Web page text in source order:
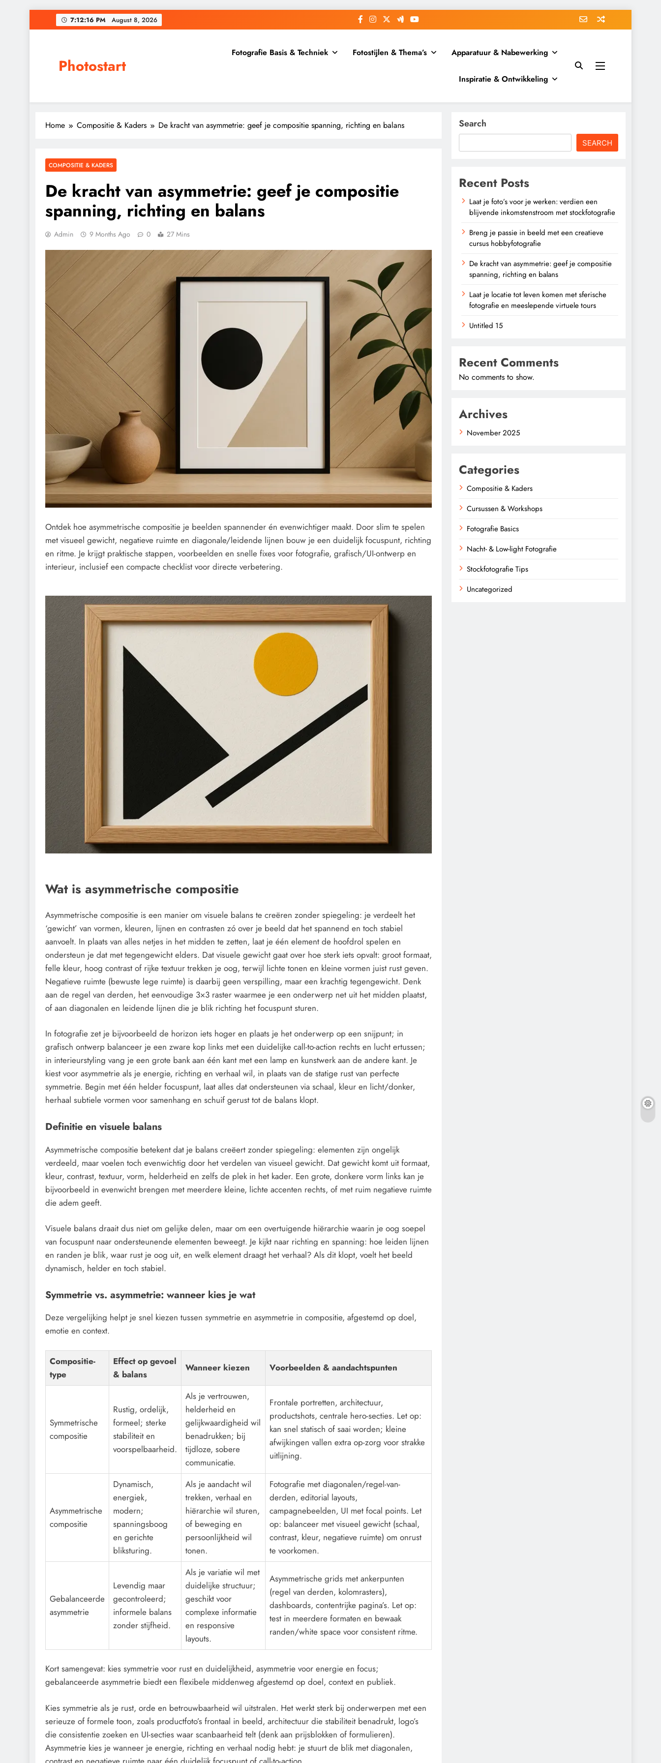
to
7:12:17 PM August 8, 2026
Photostart
Fotografie Basis & Techniek Fotostijlen & Thema’s Apparatuur & Nabewerking
Inspiratie & Ontwikkeling
Home Compositie & Kaders De kracht van asymmetrie: geef je compositie spanning, richting en balans
COMPOSITIE & KADERS
De kracht van asymmetrie: geef je compositie
spanning, richting en balans
Admin 9 Months Ago 0 27 Mins
Ontdek hoe asymmetrische compositie je beelden spannender én evenwichtiger maakt. Door slim te spelen
met visueel gewicht, negatieve ruimte en diagonale/leidende lijnen bouw je een duidelijk focuspunt, richting
en ritme. Je krijgt praktische stappen, voorbeelden en snelle fixes voor fotografie, grafisch/UI-ontwerp en
interieur, inclusief een compacte checklist voor directe verbetering.
Wat is asymmetrische compositie
Asymmetrische compositie is een manier om visuele balans te creëren zonder spiegeling: je verdeelt het
‘gewicht’ van vormen, kleuren, lijnen en contrasten zó over je beeld dat het spannend en toch stabiel
aanvoelt. In plaats van alles netjes in het midden te zetten, laat je één element de hoofdrol spelen en
ondersteun je dat met tegengewicht elders. Dat visuele gewicht gaat over hoe sterk iets opvalt: groot formaat,
felle kleur, hoog contrast of rijke textuur trekken je oog, terwijl lichte tonen en kleine vormen juist rust geven.
Negatieve ruimte (bewuste lege ruimte) is daarbij geen verspilling, maar een krachtig tegengewicht. Denk
aan de regel van derden, het eenvoudige 3×3 raster waarmee je een onderwerp net uit het midden plaatst,
of aan diagonalen en leidende lijnen die je blik richting het focuspunt sturen.
In fotografie zet je bijvoorbeeld de horizon iets hoger en plaats je het onderwerp op een snijpunt; in
grafisch ontwerp balanceer je een zware kop links met een duidelijke call-to-action rechts en lucht ertussen;
in interieurstyling vang je een grote bank aan één kant met een lamp en kunstwerk aan de andere kant. Je
kiest voor asymmetrie als je energie, richting en verhaal wil, in plaats van de statige rust van perfecte
symmetrie. Begin met één helder focuspunt, laat alles dat ondersteunen via schaal, kleur en licht/donker,
herhaal subtiele vormen voor samenhang en schuif gerust tot de balans klopt.
Definitie en visuele balans
Asymmetrische compositie betekent dat je balans creëert zonder spiegeling: elementen zijn ongelijk
verdeeld, maar voelen toch evenwichtig door het verdelen van visueel gewicht. Dat gewicht komt uit formaat,
kleur, contrast, textuur, vorm, helderheid en zelfs de plek in het kader. Een grote, donkere vorm links kan je
bijvoorbeeld in evenwicht brengen met meerdere kleine, lichte accenten rechts, of met ruim negatieve ruimte
die adem geeft.
Visuele balans draait dus niet om gelijke delen, maar om een overtuigende hiërarchie waarin je oog soepel
van focuspunt naar ondersteunende elementen beweegt. Je kijkt naar richting en spanning: hoe leiden lijnen
en randen je blik, waar rust je oog uit, en welk element draagt het verhaal? Als dit klopt, voelt het beeld
dynamisch, helder en toch stabiel.
Symmetrie vs. asymmetrie: wanneer kies je wat
Deze vergelijking helpt je snel kiezen tussen symmetrie en asymmetrie in compositie, afgestemd op doel,
emotie en context.
Compositie-
type
Effect op gevoel
& balans
Wanneer kiezen Voorbeelden & aandachtspunten
Symmetrische
compositie
Rustig, ordelijk,
formeel; sterke
stabiliteit en
voorspelbaarheid.
Als je vertrouwen,
helderheid en
gelijkwaardigheid wil
benadrukken; bij
tijdloze, sobere
communicatie.
Frontale portretten, architectuur,
productshots, centrale hero-secties. Let op:
kan snel statisch of saai worden; kleine
afwijkingen vallen extra op-zorg voor strakke
uitlijning.
Asymmetrische
compositie
Dynamisch,
energiek,
modern;
spanningsboog
en gerichte
bliksturing.
Als je aandacht wil
trekken, verhaal en
hiërarchie wil sturen,
of beweging en
persoonlijkheid wil
tonen.
Fotografie met diagonalen/regel-van-
derden, editorial layouts,
campagnebeelden, UI met focal points. Let
op: balanceer met visueel gewicht (schaal,
contrast, kleur, negatieve ruimte) om onrust
te voorkomen.
Gebalanceerde
asymmetrie
Levendig maar
gecontroleerd;
informele balans
zonder stijfheid.
Als je variatie wil met
duidelijke structuur;
geschikt voor
complexe informatie
en responsive
layouts.
Asymmetrische grids met ankerpunten
(regel van derden, kolomrasters),
dashboards, contentrijke pagina’s. Let op:
test in meerdere formaten en bewaak
randen/white space voor consistent ritme.
Kort samengevat: kies symmetrie voor rust en duidelijkheid, asymmetrie voor energie en focus;
gebalanceerde asymmetrie biedt een flexibele middenweg afgestemd op doel, context en publiek.
Kies symmetrie als je rust, orde en betrouwbaarheid wil uitstralen. Het werkt sterk bij onderwerpen met een
serieuze of formele toon, zoals productfoto’s frontaal in beeld, architectuur die stabiliteit benadrukt, logo’s
die consistentie zoeken en UI-secties waar scanbaarheid telt (denk aan prijsblokken of formulieren).
Asymmetrie kies je wanneer je energie, richting en verhaal nodig hebt: je stuurt de blik met diagonalen,
Search
SEARCH
Recent Posts
Laat je foto’s voor je werken: verdien een
blijvende inkomstenstroom met stockfotografie
Breng je passie in beeld met een creatieve
cursus hobbyfotografie
De kracht van asymmetrie: geef je compositie
spanning, richting en balans
Laat je locatie tot leven komen met sferische
fotografie en meeslepende virtuele tours
Untitled 15
Recent Comments
No comments to show.
Archives
November 2025
Categories
Compositie & Kaders
Cursussen & Workshops
Fotografie Basics
Nacht- & Low-light Fotografie
Stockfotografie Tips
Uncategorized